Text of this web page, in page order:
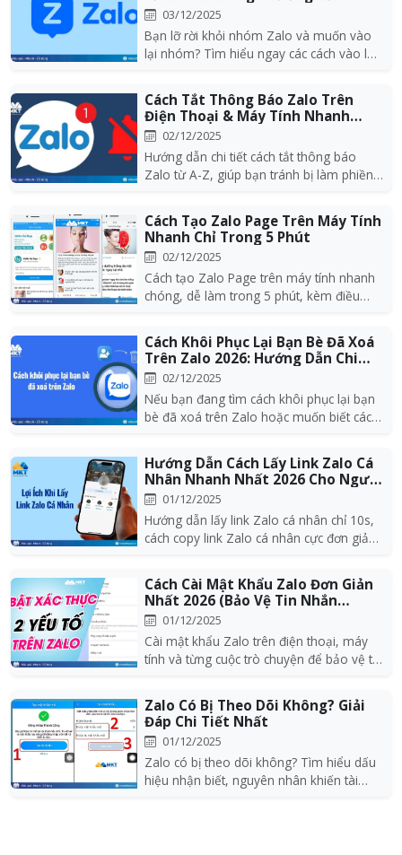
tiết 20...
03/12/2025
Bạn lỡ rời khỏi nhóm Zalo và muốn vào
lại nhóm? Tìm hiểu ngay các cách vào lại
Cách Tắt Thông Báo Zalo Trên
Điện Thoại & Máy Tính Nhanh
Nhất 2026
02/12/2025
Hướng dẫn chi tiết cách tắt thông báo
Zalo từ A-Z, giúp bạn tránh bị làm phiền
Cách Tạo Zalo Page Trên Máy Tính
Nhanh Chỉ Trong 5 Phút
02/12/2025
Cách tạo Zalo Page trên máy tính nhanh
chóng, dễ làm trong 5 phút, kèm điều
Cách Khôi Phục Lại Bạn Bè Đã Xoá
Trên Zalo 2026: Hướng Dẫn Chi
Tiết Từ...
02/12/2025
Nếu bạn đang tìm cách khôi phục lại bạn
bè đã xoá trên Zalo hoặc muốn biết cách
Hướng Dẫn Cách Lấy Link Zalo Cá
Nhân Nhanh Nhất 2026 Cho Người
Mới01/12/2025
Hướng dẫn lấy link Zalo cá nhân chỉ 10s,
cách copy link Zalo cá nhân cực đơn giản
Cách Cài Mật Khẩu Zalo Đơn Giản
Nhất 2026 (Bảo Vệ Tin Nhắn
100%)
01/12/2025
Cài mật khẩu Zalo trên điện thoại, máy
tính và từng cuộc trò chuyện để bảo vệ tin
Zalo Có Bị Theo Dõi Không? Giải
Đáp Chi Tiết Nhất
01/12/2025
Zalo có bị theo dõi không? Tìm hiểu dấu
hiệu nhận biết, nguyên nhân khiến tài